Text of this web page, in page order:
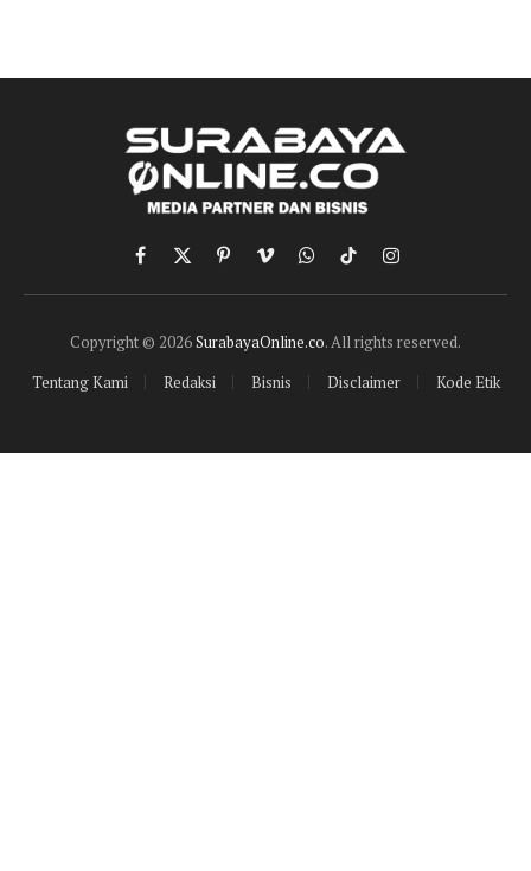
Facebook
X
(Twitter)
PinterestVimeoWhatsApp
TikTokInstagram
Copyright © 2026SurabayaOnline.co. All rights reserved.
Tentang Kami
Redaksi Bisnis Disclaimer Kode Etik